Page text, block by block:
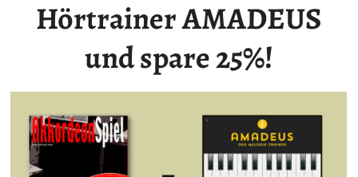
Hörtrainer AMADEUS
und spare 25%!